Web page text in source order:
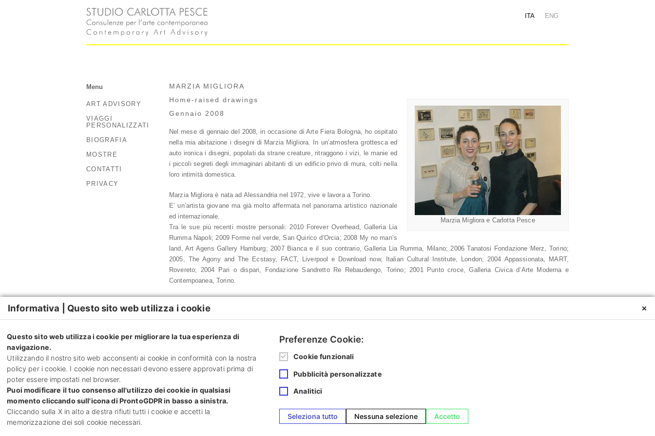
ITA ENG
MARZIA MIGLIORA
Marzia Migliora e Carlotta Pesce
Home-raised drawings
Gennaio 2008
Nel mese di gennaio del 2008, in occasione di Arte Fiera Bologna, ho ospitato
nella mia abitazione i disegni di Marzia Migliora. In un’atmosfera grottesca ed
auto ironica i disegni, popolati da strane creature, ritraggono i vizi, le manie ed
i piccoli segreti degli immaginari abitanti di un edificio privo di mura, colti nella
loro intimità domestica.
Marzia Migliora è nata ad Alessandria nel 1972, vive e lavora a Torino.
E’ un’artista giovane ma già molto affermata nel panorama artistico nazionale
ed internazionale.
Tra le sue più recenti mostre personali: 2010 Forever Overhead, Galleria Lia
Rumma Napoli; 2009 Forme nel verde, San Quirico d’Orcia; 2008 My no man’s
land, Art Agens Gallery Hamburg; 2007 Bianca e il suo contrario, Galleria Lia Rumma, Milano; 2006 Tanatosi Fondazione Merz, Torino;
2005, The Agony and The Ecstasy, FACT, Liverpool e Download now, Italian Cultural Institute, London; 2004 Appassionata, MART,
Rovereto; 2004 Pari o dispari, Fondazione Sandretto Re Rebaudengo, Torino; 2001 Punto croce, Galleria Civica d’Arte Moderna e
Contempoanea, Torino.
Nuova Arte Italiana, Centro di Cultura Contemporanea Strozzina, Firenze; 2008 Hopes & Doubts, cutting edge art between Lebanon and
Rovereto; Baroque and Neo-Baroque, DA2-Contemporary Art Centre, Salamanca; 2005 Aperto per lavori in corso, PAC, Milano; 2004
Dimensione follia, Galleria Civica d’Arte Contemporanea, Trento.
L’artista, con un progetto per il Museo del ‘900 a Milano, è tra i vincitori del premio internazionale indetto da Twister: Rete Musei
Menu
ART ADVISORY
VIAGGI
PERSONALIZZATI
BIOGRAFIA
MOSTRE
CONTATTI
PRIVACY
Informativa | Questo sito web utilizza i cookie ×
Questo sito web utilizza i cookie per migliorare la tua esperienza di
navigazione.
Utilizzando il nostro sito web acconsenti ai cookie in conformità con la nostra
policy per i cookie. I cookie non necessari devono essere approvati prima di
poter essere impostati nel browser.
Puoi modificare il tuo consenso all'utilizzo dei cookie in qualsiasi
momento cliccando sull'icona di ProntoGDPR in basso a sinistra.
Cliccando sulla X in alto a destra rifiuti tutti i cookie e accetti la
memorizzazione dei soli cookie necessari.
Preferenze Cookie:
Cookie funzionali
Pubblicità personalizzate
Analitici
Seleziona tutto Nessuna selezione Accetto